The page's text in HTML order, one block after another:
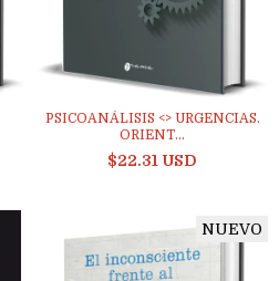
PSICOANÁLISIS <> URGENCIAS.
ORIENT...
$22.31 USD
NUEVO